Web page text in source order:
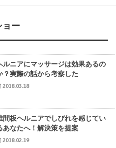
ョー
ルニアにマッサージは効果あるの
？実際の話から考察した
2018.03.18
間板ヘルニアでしびれを感じてい
あなたへ！解決策を提案
2018.02.19